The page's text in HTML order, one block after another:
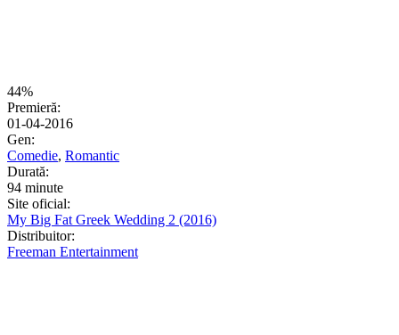
44%
Premieră:
01-04-2016
Gen:
Comedie, Romantic
Durată:
94 minute
Site oficial:
My Big Fat Greek Wedding 2 (2016)
Distribuitor:
Freeman Entertainment